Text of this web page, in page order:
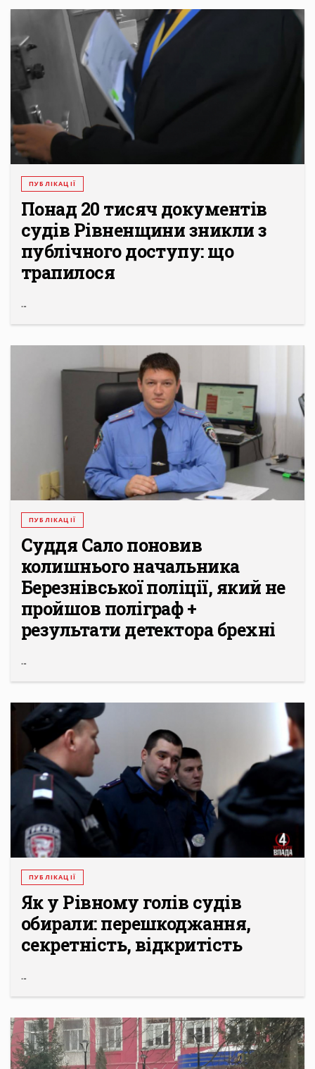
ПУБЛІКАЦІЇ
Понад 20 тисяч документів
судів Рівненщини зникли з
публічного доступу: що
трапилося
...
ПУБЛІКАЦІЇ
Суддя Сало поновив
колишнього начальника
Березнівської поліції, який не
пройшов поліграф +
результати детектора брехні
...
ПУБЛІКАЦІЇ
Як у Рівному голів судів
обирали: перешкоджання,
секретність, відкритість
...